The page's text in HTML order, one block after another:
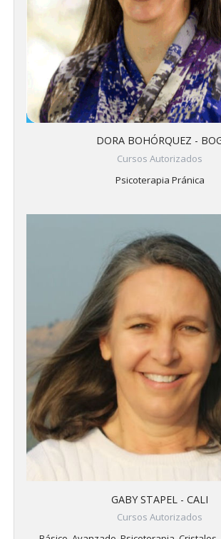
DORA BOHÓRQUEZ -
Cursos Autorizados
Psicoterapia Pránica
GABY STAPEL - CALI
Cursos Autorizados